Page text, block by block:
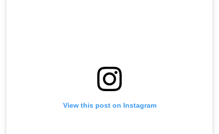
View this post on Instagram